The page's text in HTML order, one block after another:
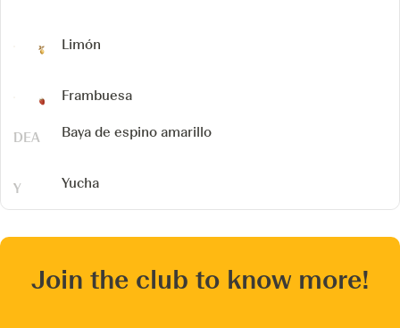
Limón
Frambuesa
Baya de espino amarillo
Yucha
Join the club to know more!